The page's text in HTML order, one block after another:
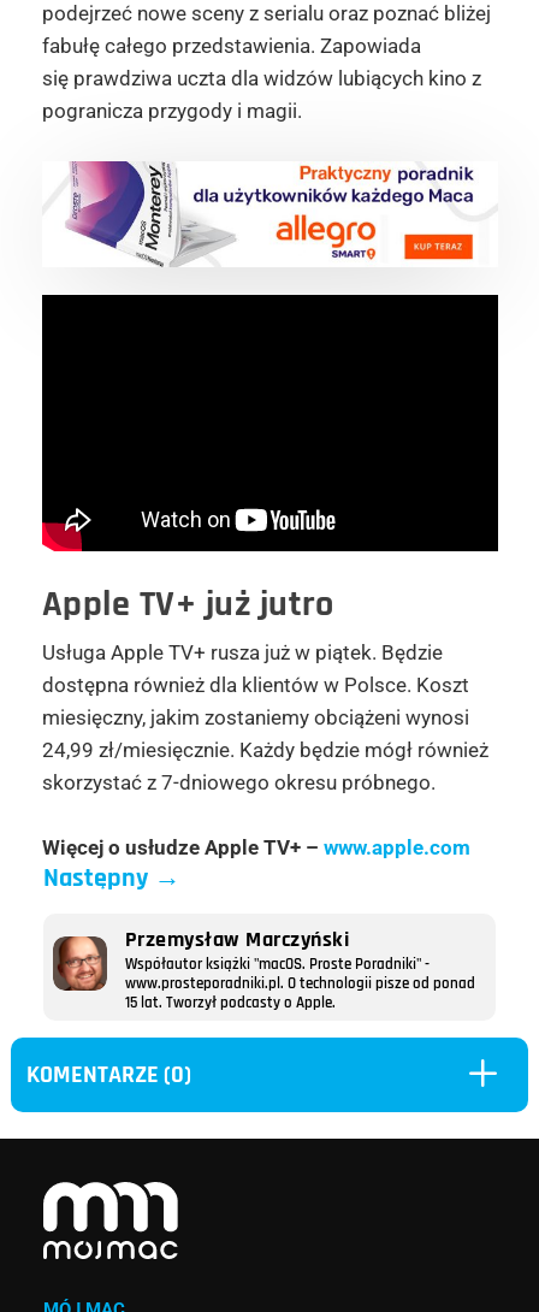
podejrzeć nowe sceny z serialu oraz poznać bliżej
fabułę całego przedstawienia. Zapowiada
się prawdziwa uczta dla widzów lubiących kino z
pogranicza przygody i magii.
Apple TV+ już jutro
Usługa Apple TV+ rusza już w piątek. Będzie
dostępna również dla klientów w Polsce. Koszt
miesięczny, jakim zostaniemy obciążeni wynosi
24,99 zł/miesięcznie. Każdy będzie mógł również
skorzystać z 7-dniowego okresu próbnego.
Więcej o usłudze Apple TV+ – www.apple.com
Następny→
Przemysław Marczyński
Współautor książki "macOS. Proste Poradniki" -
www.prosteporadniki.pl. O technologii pisze od ponad
15 lat. Tworzył podcasty o Apple.
KOMENTARZE (0) L